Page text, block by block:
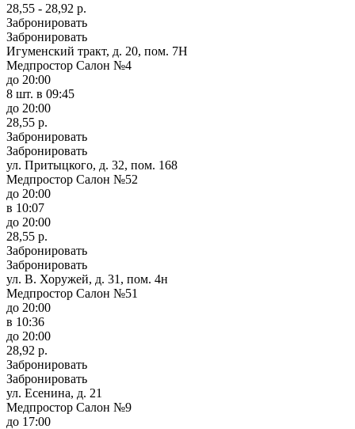
28,55 - 28,92 р.
Забронировать
Забронировать
Игуменский тракт, д. 20, пом. 7Н
Медпростор Салон №4
до 20:00
8 шт. в 09:45
до 20:00
28,55 р.
Забронировать
Забронировать
ул. Притыцкого, д. 32, пом. 168
Медпростор Салон №52
до 20:00
в 10:07
до 20:00
28,55 р.
Забронировать
Забронировать
ул. В. Хоружей, д. 31, пом. 4н
Медпростор Салон №51
до 20:00
в 10:36
до 20:00
28,92 р.
Забронировать
Забронировать
ул. Есенина, д. 21
Медпростор Салон №9
до 17:00